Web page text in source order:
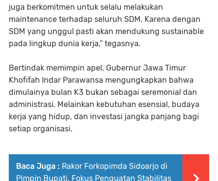
juga berkomitmen untuk selalu melakukan
maintenance terhadap seluruh SDM. Karena dengan
SDM yang unggul pasti akan mendukung sustainable
pada lingkup dunia kerja,” tegasnya.
Bertindak memimpin apel, Gubernur Jawa Timur
Khofifah Indar Parawansa mengungkapkan bahwa
dimulainya bulan K3 bukan sebagai seremonial dan
administrasi. Melainkan kebutuhan esensial, budaya
kerja yang hidup, dan investasi jangka panjang bagi
setiap organisasi.
Baca Juga : Rakor Forkopimda Sidoarjo di
Pimpin Bupati, Fokus Penguatan Stabilitas